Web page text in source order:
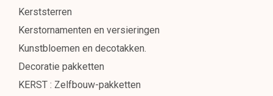
Kerststerren
Kerstornamenten en versieringen
Kunstbloemen en decotakken.
Decoratie pakketten
KERST : Zelfbouw-pakketten